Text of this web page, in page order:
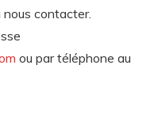
nous contacter.
ou par téléphone au